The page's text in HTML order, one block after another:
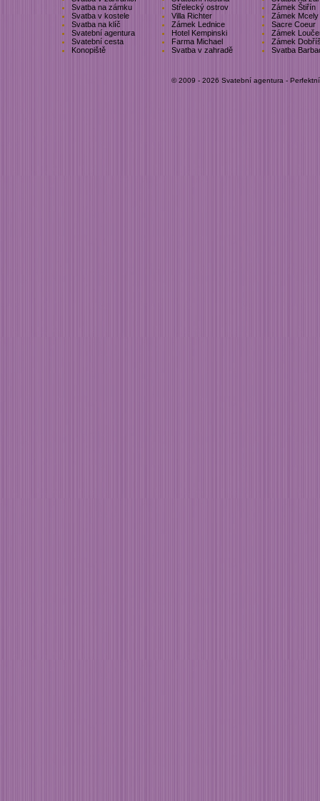
Svatba na zámku
Střelecký ostrov
Zámek Štiřín
Svatba v kostele
Villa Richter
Zámek Mcely
Svatba na klíč
Zámek Lednice
Sacre Coeur
Svatební agentura
Hotel Kempinski
Zámek
Svatební cesta
Farma Michael
Zámek
Konopiště
Svatba v zahradě Svatba
© 2009 - 2026 Svatební agentura -